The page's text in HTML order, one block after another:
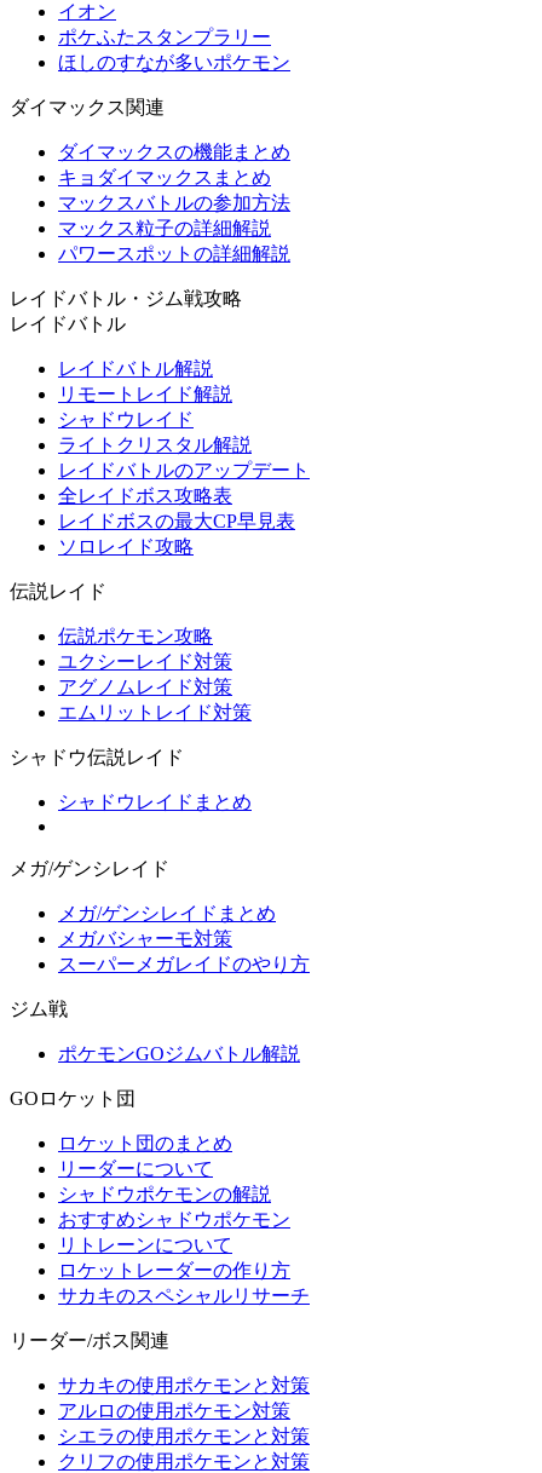
イオン
ポケふたスタンプラリー
ほしのすなが多いポケモン
ダイマックス関連
ダイマックスの機能まとめ
キョダイマックスまとめ
マックスバトルの参加方法
マックス粒子の詳細解説
パワースポットの詳細解説
レイドバトル・ジム戦攻略
レイドバトル
レイドバトル解説
リモートレイド解説
シャドウレイド
ライトクリスタル解説
レイドバトルのアップデート
全レイドボス攻略表
レイドボスの最大CP早見表
ソロレイド攻略
伝説レイド
伝説ポケモン攻略
ユクシーレイド対策
アグノムレイド対策
エムリットレイド対策
シャドウ伝説レイド
シャドウレイドまとめ
メガ/ゲンシレイド
メガ/ゲンシレイドまとめ
メガバシャーモ対策
スーパーメガレイドのやり方
ジム戦
ポケモンGOジムバトル解説
GOロケット団
ロケット団のまとめ
リーダーについて
シャドウポケモンの解説
おすすめシャドウポケモン
リトレーンについて
ロケットレーダーの作り方
サカキのスペシャルリサーチ
リーダー/ボス関連
サカキの使用ポケモンと対策
アルロの使用ポケモン対策
シエラの使用ポケモンと対策
クリフの使用ポケモンと対策